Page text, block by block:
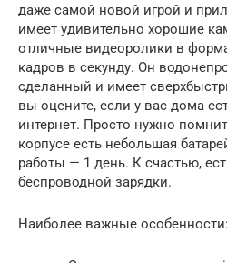
даже самой новой игрой и
имеет удивительно хорошие
отличные видеоролики в
кадров в секунду. Он
сделанный и имеет
вы оцените, если у вас дома
интернет. Просто нужно
корпусе есть небольшая
работы — 1 день. К счастью,
беспроводной зарядки.
Наиболее важные особенности: